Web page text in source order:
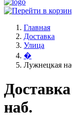
Главная
Доставка
Улица
�
Лужнецкая
наб.